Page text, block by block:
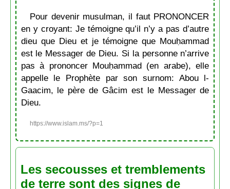
Pour devenir musulman, il faut PRONONCER
en y croyant: Je témoigne qu’il n’y a pas d’autre
dieu que Dieu et je témoigne que Mouḥammad
est le Messager de Dieu. Si la personne n’arrive
pas à prononcer Mouḥammad (en arabe), elle
appelle le Prophète par son surnom: Abou l-
Gaacim, le père de Gâcim est le Messager de
Dieu.
https://www.islam.ms/?p=1
Les secousses et tremblements
de terre sont des signes de